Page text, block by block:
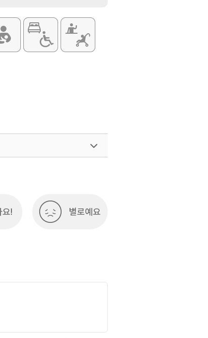
요! 별로예요